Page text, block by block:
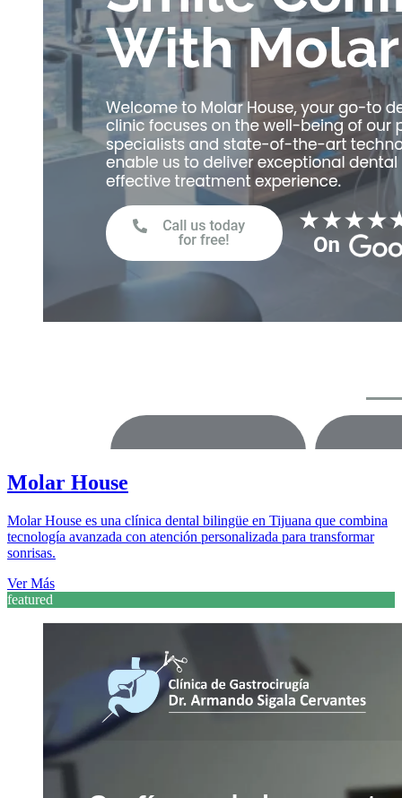
Molar House
Molar House es una clínica dental bilingüe en Tijuana que combina
tecnología avanzada con atención personalizada para transformar
sonrisas.
Ver Más
featured